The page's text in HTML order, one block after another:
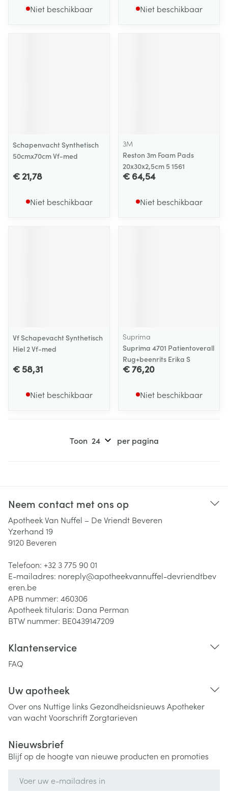
Niet beschikbaar Niet beschikbaar
Schapenvacht Synthetisch
50cmx70cm Vf-med
€ 21,78
Niet beschikbaar
3M
Reston 3m Foam Pads
20x30x2,5cm 5 1561
€ 64,54
Niet beschikbaar
Vf Schapevacht Synthetisch
Hiel 2 Vf-med
€ 58,31
Niet beschikbaar
Suprima
Suprima 4701 Patientoverall
Rug+beenrits Erika S
€ 76,20
Niet beschikbaar
Toon per pagina
Neem contact met ons op
Apotheek Van Nuffel – De Vriendt Beveren
Yzerhand 19
9120 Beveren
Telefoon: +32 3 775 90 01
E-mailadres: noreply@apotheekvannuffel-devriendtbev
eren.be
APB nummer: 460306
Apotheek titularis: Dana Perman
BTW nummer: BE0439147209
Klantenservice
FAQ
Uw apotheek
Over ons Nuttige links Gezondheidsnieuws Apotheker
van wachtVoorschriftZorgtarieven
Nieuwsbrief
Blijf op de hoogte van nieuwe producten en promoties